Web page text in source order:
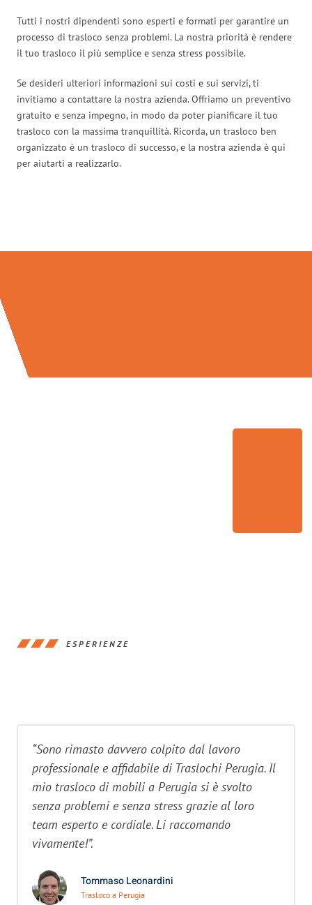
Tutti i nostri dipendenti sono esperti e formati per garantire un
processo di trasloco senza problemi. La nostra priorità è rendere
il tuo trasloco il più semplice e senza stress possibile.
Se desideri ulteriori informazioni sui costi e sui servizi, ti
invitiamo a contattare la nostra azienda. Offriamo un preventivo
gratuito e senza impegno, in modo da poter pianificare il tuo
trasloco con la massima tranquillità. Ricorda, un trasloco ben
organizzato è un trasloco di successo, e la nostra azienda è qui
per aiutarti a realizzarlo.
ESPERIENZE
“Sono rimasto davvero colpito dal lavoro
professionale e affidabile di Traslochi Perugia. Il
mio trasloco di mobili a Perugia si è svolto
senza problemi e senza stress grazie al loro
team esperto e cordiale. Li raccomando
vivamente!”.
Tommaso Leonardini
Trasloco a Perugia